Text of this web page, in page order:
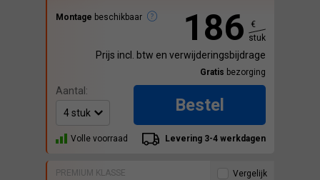
Montage beschikbaar 186
€
stuk
Prijs incl. btw en verwijderingsbijdrage
Gratis bezorging
Aantal:
Bestel
Volle voorraad Levering 3-4 werkdagen
PREMIUM KLASSE Vergelijk